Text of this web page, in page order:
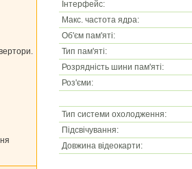
Інтерфейс:
Макс. частота ядра:
Об'єм пам'яті:
Тип пам'яті:
Розрядність шини пам'яті:
Роз'єми:
Тип системи охолодження:
Підсвічування:
Довжина відеокарти: